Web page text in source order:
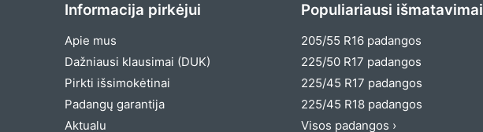
Informacija pirkėjui
Apie mus
Dažniausi klausimai (DUK)
Pirkti išsimokėtinai
Padangų garantija
Aktualu
Populiariausi išmatavimai
205/55 R16 padangos
225/50 R17 padangos
225/45 R17 padangos
225/45 R18 padangos
Visos padangos ›